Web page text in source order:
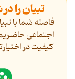
تبیان را
فاصله شما با
اجتماعی
کیفیت در